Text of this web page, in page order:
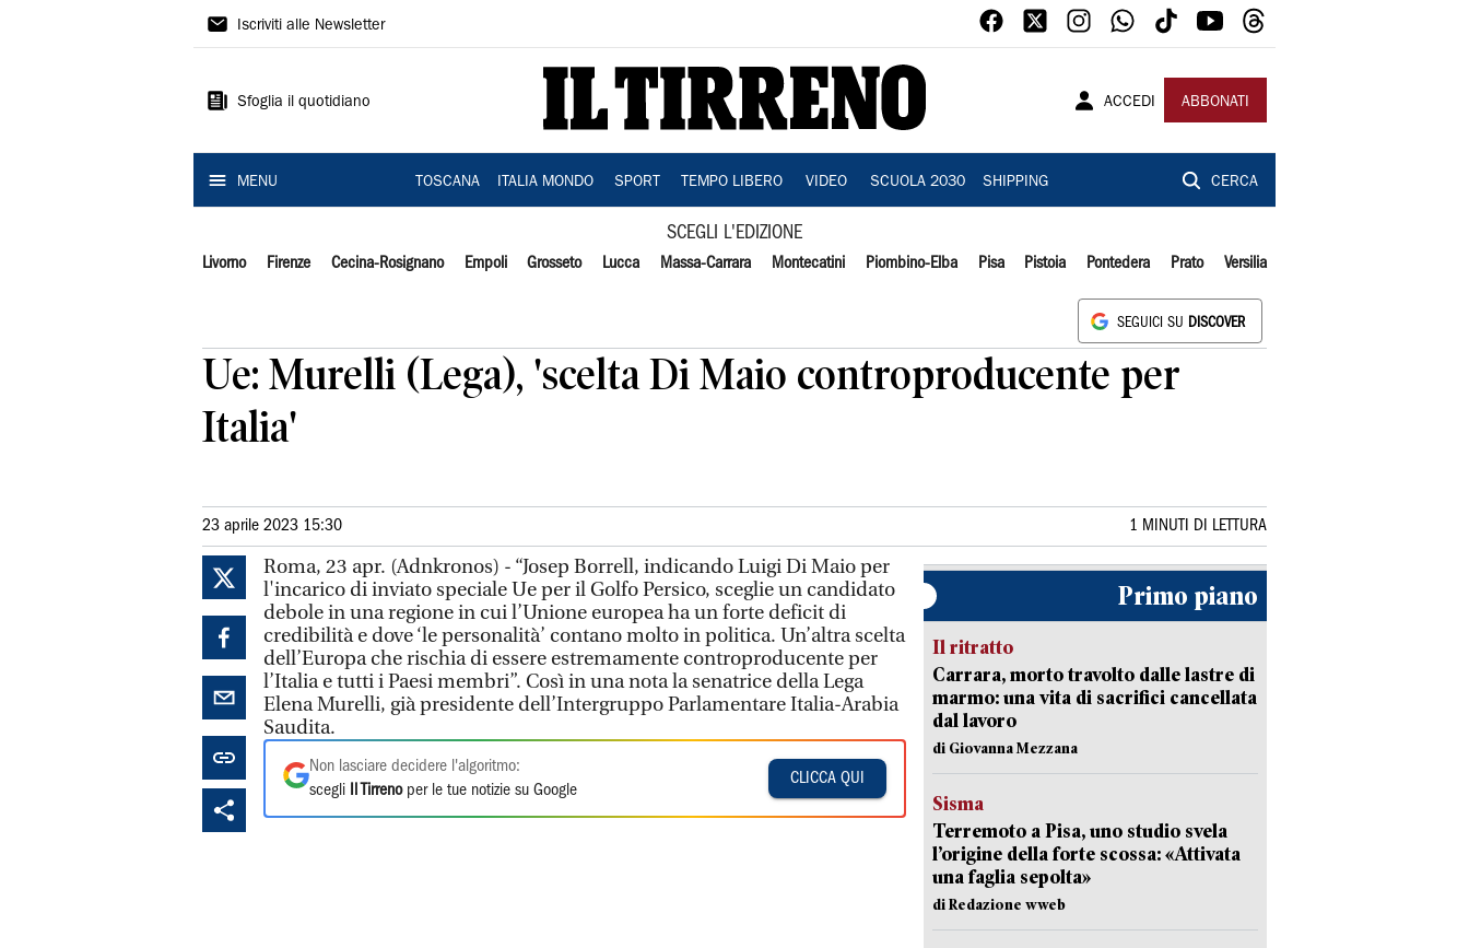
Il
Iscriviti alle Newsletter
Sfoglia il quotidiano ACCEDI ABBONATI
MENU TOSCANA ITALIA MONDO SPORT TEMPO LIBERO VIDEO SCUOLA 2030 SHIPPING CERCA
SCEGLI L'EDIZIONE
Livorno Firenze Cecina-Rosignano Empoli Grosseto Lucca Massa-Carrara Montecatini Piombino-Elba Pisa Pistoia Pontedera Prato Versilia
SEGUICI SU DISCOVER
Ue: Murelli (Lega), 'scelta Di Maio controproducente per
Italia'
23 aprile 2023 15:30 1 MINUTI DI LETTURA
Roma, 23 apr. (Adnkronos) - “Josep Borrell, indicando Luigi Di Maio per
l'incarico di inviato speciale Ue per il Golfo Persico, sceglie un candidato
debole in una regione in cui l’Unione europea ha un forte deficit di
credibilità e dove ‘le personalità’ contano molto in politica. Un’altra scelta
dell’Europa che rischia di essere estremamente controproducente per
l’Italia e tutti i Paesi membri”. Così in una nota la senatrice della Lega
Elena Murelli, già presidente dell’Intergruppo Parlamentare Italia-Arabia
Saudita.
Non lasciare decidere l'algoritmo:
scegli
Il Tirrenoper le tue notizie su Google
CLICCA QUI
Primo piano
Il ritratto
Carrara, morto travolto dalle lastre di
marmo: una vita di sacrifici cancellata
dal lavoro
di Giovanna Mezzana
Sisma
Terremoto a Pisa, uno studio svela
l’origine della forte scossa: «Attivata
una faglia sepolta»
di Redazione wweb